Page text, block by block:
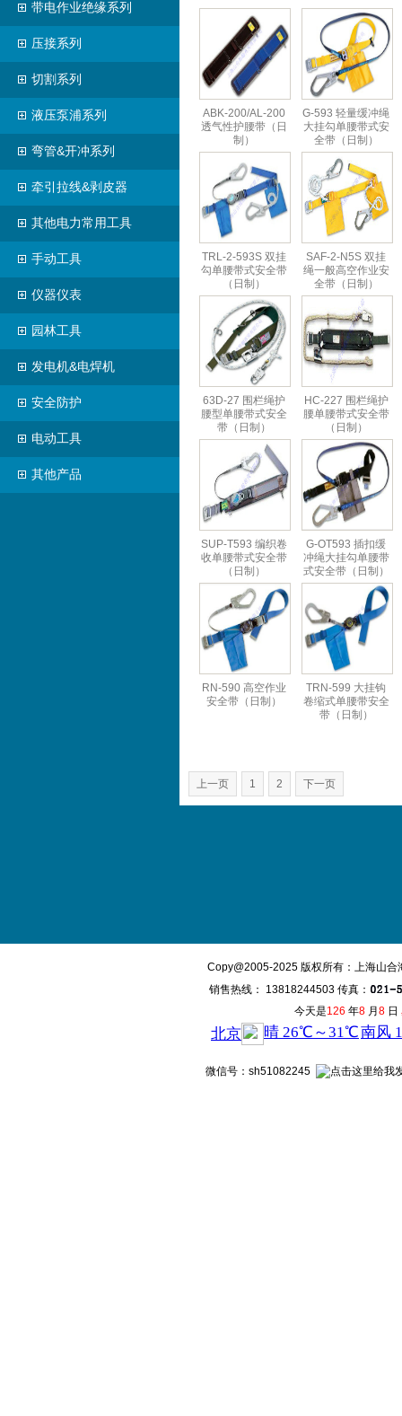
带电作业绝缘系列
压接系列
切割系列
液压泵浦系列
弯管&开冲系列
牵引拉线&剥皮器
其他电力常用工具
手动工具
仪器仪表
园林工具
发电机&电焊机
安全防护
电动工具
其他产品
ABK-200/AL-200
透气性护腰带（日
制）
G-593 轻量缓冲绳
大挂勾单腰带式安
全带（日制）
TRL-2-593S 双挂
勾单腰带式安全带
（日制）
SAF-2-N5S 双挂
绳一般高空作业安
全带（日制）
63D-27 围栏绳护
腰型单腰带式安全
带（日制）
HC-227 围栏绳护
腰单腰带式安全带
（日制）
SUP-T593 编织卷
收单腰带式安全带
（日制）
G-OT593 插扣缓
冲绳大挂勾单腰带
式安全带（日制）
RN-590 高空作业
安全带（日制）
TRN-599 大挂钩
卷缩式单腰带安全
带（日制）
上一页 1 2 下一页